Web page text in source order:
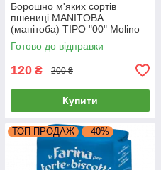
Борошно м'яких сортів
пшениці MANITOBA
(манітоба) ТІРО "00" Molino
Grassi 1кг
Готово до відправки
120 ₴ 200 ₴
Купити
ТОП ПРОДАЖ –40%